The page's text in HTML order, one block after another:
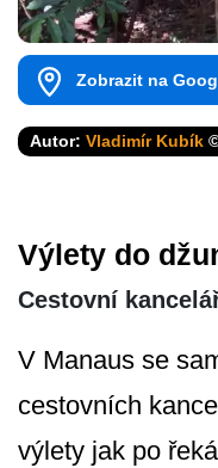
Zobrazit na
Autor: Vladimír Kubík
Výlety do
Cestovní
V Manaus se
cestovních
výlety jak po